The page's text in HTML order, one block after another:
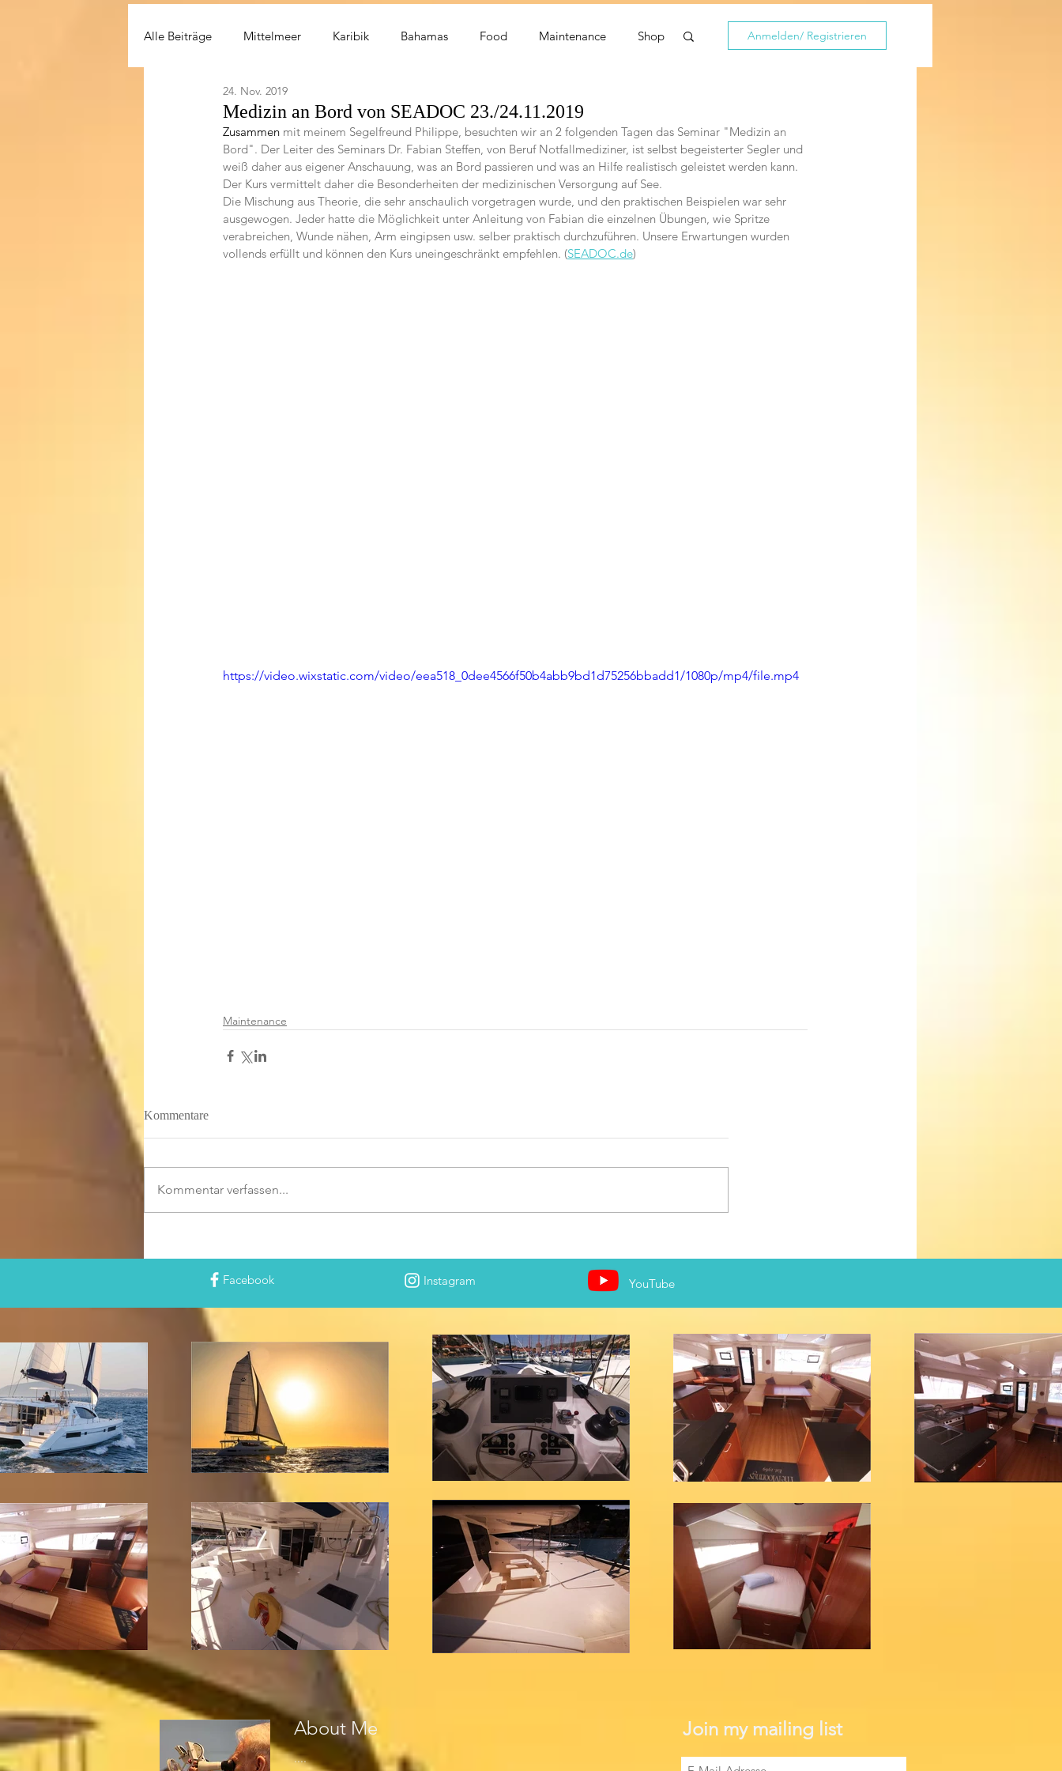
Alle Beiträge Mittelmeer Karibik Bahamas Food Maintenance Shop Anmelden/ Registrieren
Medizin an Bord von SEADOC 23./24.11.2019
24. Nov. 2019
Zusammen mit meinem Segelfreund Philippe, besuchten wir an 2 folgenden Tagen das Seminar "Medizin an
Bord". Der Leiter des Seminars Dr. Fabian Steffen, von Beruf Notfallmediziner, ist selbst begeisterter Segler und
weiß daher aus eigener Anschauung, was an Bord passieren und was an Hilfe realistisch geleistet werden kann.
Der Kurs vermittelt daher die Besonderheiten der medizinischen Versorgung auf See.
Die Mischung aus Theorie, die sehr anschaulich vorgetragen wurde, und den praktischen Beispielen war sehr
ausgewogen. Jeder hatte die Möglichkeit unter Anleitung von Fabian die einzelnen Übungen, wie Spritze
verabreichen, Wunde nähen, Arm eingipsen usw. selber praktisch durchzuführen. Unsere Erwartungen wurden
vollends erfüllt und können den Kurs uneingeschränkt empfehlen. (SEADOC.de)
https://video.wixstatic.com/video/eea518_0dee4566f50b4abb9bd1d75256bbadd1/1080p/mp4/file.mp4
Maintenance
Kommentare
Kommentar verfassen...
Facebook Instagram YouTube
About Me
....
Join my mailing list